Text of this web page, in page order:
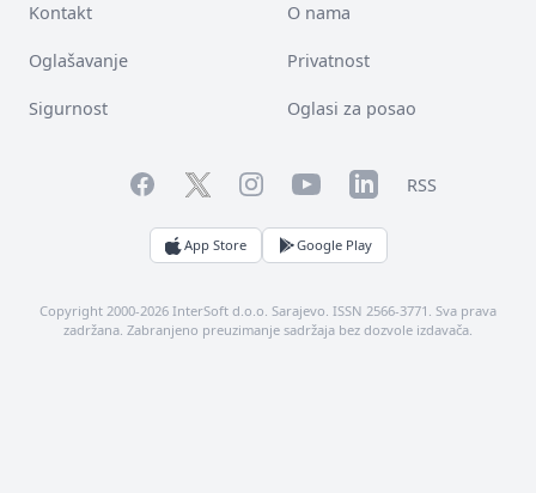
Kontakt O nama
Oglašavanje Privatnost
Sigurnost Oglasi za posao
FacebookTwitterInstagramYouTubeLinkedInRSS
App Store Google Play
Copyright 2000-2026 InterSoft d.o.o. Sarajevo. ISSN 2566-3771. Sva prava
zadržana. Zabranjeno preuzimanje sadržaja bez dozvole izdavača.